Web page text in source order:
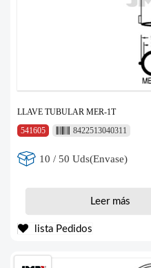
LLAVE TUBULAR MER-1T
541605
8422513040311
10 / 50 Uds(Envase)
Leer más
lista Pedidos